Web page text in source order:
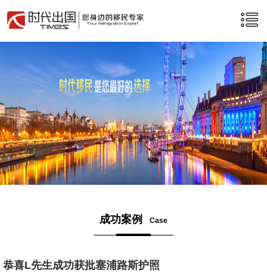
成功案例 Case
恭喜L先生成功获批塞浦路斯护照